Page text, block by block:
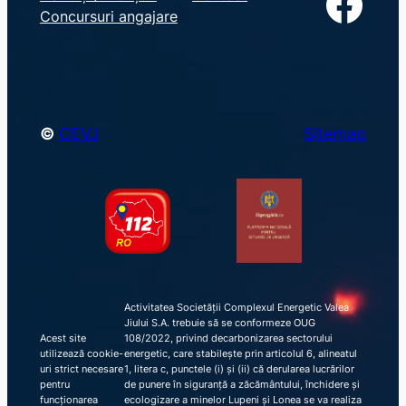
c
Concursuri angajare
© CEVJ Sitemap
Acest site
utilizează cookie-
uri strict necesare
pentru
funcționarea
Activitatea Societății Complexul Energetic Valea
Jiului S.A. trebuie să se conformeze OUG
108/2022, privind decarbonizarea sectorului
energetic, care stabilește prin articolul 6, alineatul
1, litera c, punctele (i) și (ii) că derularea lucrărilor
de punere în siguranță a zăcământului, închidere și
ecologizare a minelor Lupeni și Lonea se va realiza